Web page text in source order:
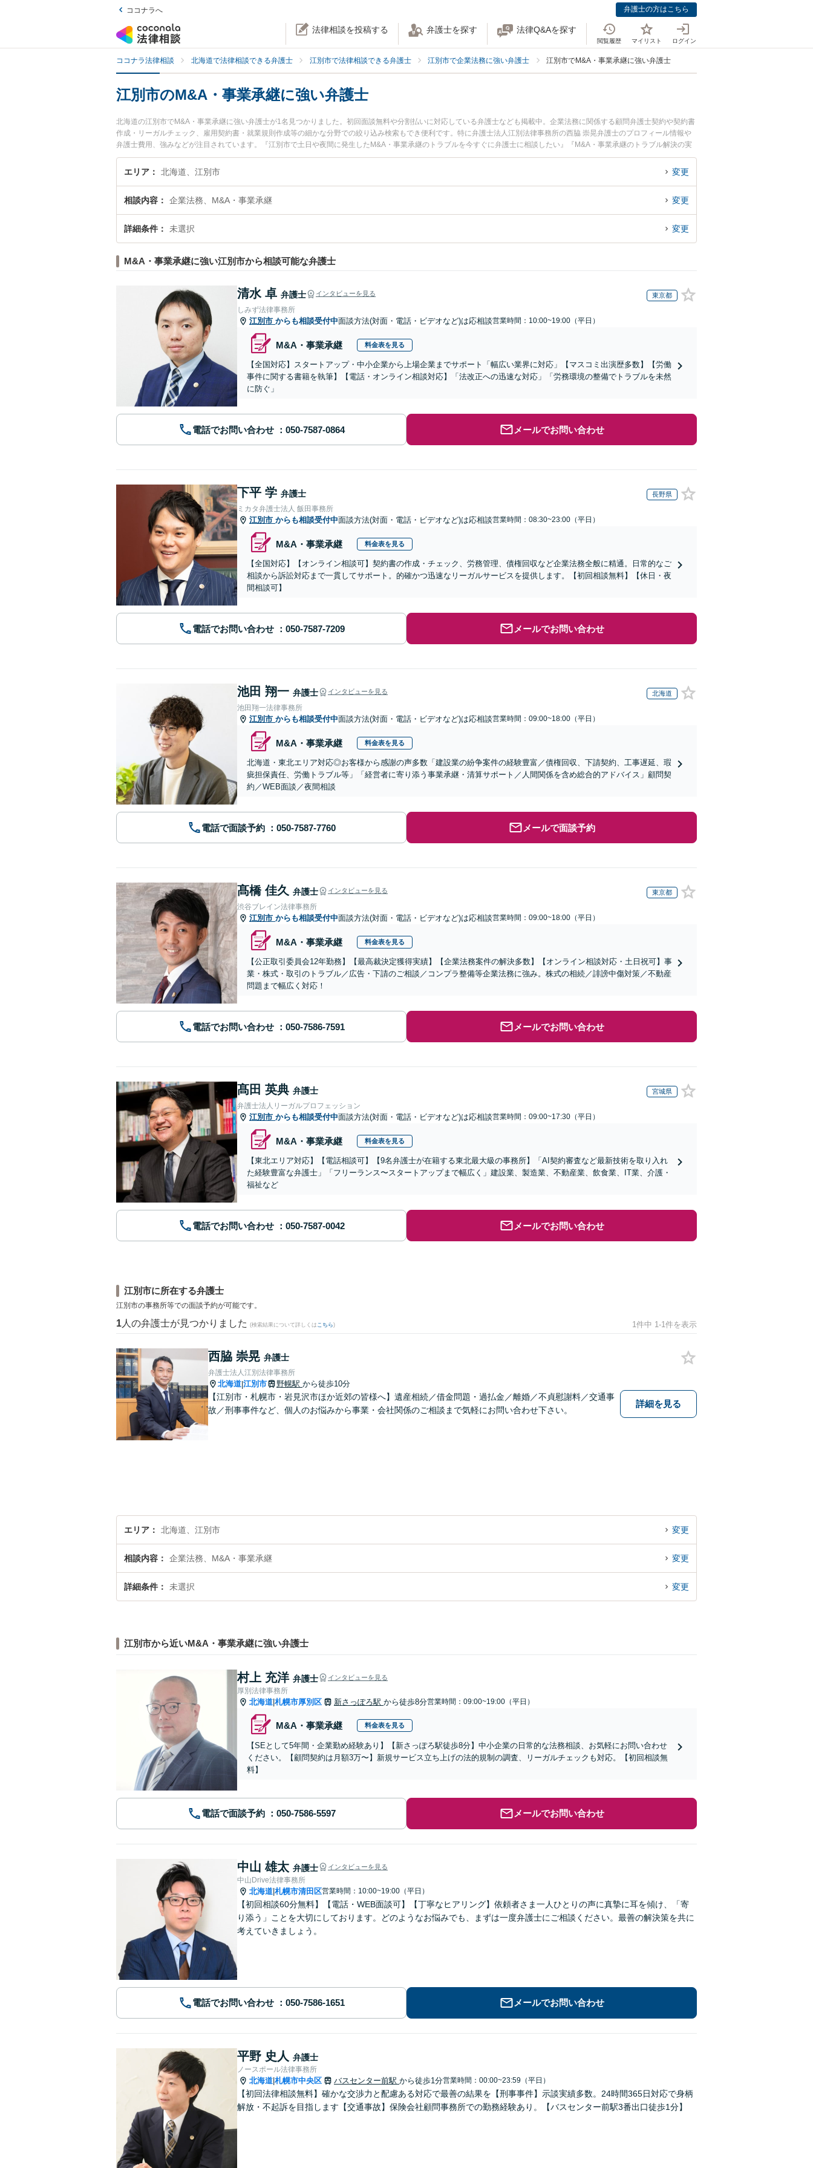
ココナラへ 弁護士の方はこちら
法律相談を投稿する 弁護士を探す 法律Q&Aを探す
閲覧履歴 マイリスト ログイン
ココナラ法律相談 北海道で法律相談できる弁護士 江別市で法律相談できる弁護士 江別市で企業法務に強い弁護士 江別市でM&A・事業承継に強い弁護士
江別市のM&A・事業承継に強い弁護士
北海道の江別市でM&A・事業承継に強い弁護士が1名見つかりました。初回面談無料や分割払いに対応している弁護士なども掲載中。企業法務に関係する顧問弁護士契約や契約書
作成・リーガルチェック、雇用契約書・就業規則作成等の細かな分野での絞り込み検索もでき便利です。特に弁護士法人江別法律事務所の西脇 崇晃弁護士のプロフィール情報や
弁護士費用、強みなどが注目されています。『江別市で土日や夜間に発生したM&A・事業承継のトラブルを今すぐに弁護士に相談したい』『M&A・事業承継のトラブル解決の実
績豊富な近くの弁護士を検索したい』『初回相談無料でM&A・事業承継を法律相談できる江別市内の弁護士に相談予約したい』などでお困りの相談者さんにおすすめです。
エリア 北海道、江別市 変更
相談内容 企業法務、M&A・事業承継 変更
詳細条件 未選択 変更
M&A・事業承継に強い江別市から相談可能な弁護士
清水 卓 弁護士 インタビューを見る 東京都
しみず法律事務所
江別市 からも相談受付中面談方法(対面・電話・ビデオなど)は応相談営業時間：10:00~19:00（平日）
M&A・事業承継 料金表を見る
【全国対応】スタートアップ・中小企業から上場企業までサポート「幅広い業界に対応」【マスコミ出演歴多数】【労働
事件に関する書籍を執筆】【電話・オンライン相談対応】「法改正への迅速な対応」「労務環境の整備でトラブルを未然
に防ぐ」
電話でお問い合わせ メールでお問い合わせ
下平 学 弁護士 長野県
ミカタ弁護士法人 飯田事務所
江別市 からも相談受付中面談方法(対面・電話・ビデオなど)は応相談営業時間：08:30~23:00（平日）
M&A・事業承継 料金表を見る
【全国対応】【オンライン相談可】契約書の作成・チェック、労務管理、債権回収など企業法務全般に精通。日常的なご
相談から訴訟対応まで一貫してサポート。的確かつ迅速なリーガルサービスを提供します。【初回相談無料】【休日・夜
間相談可】
電話でお問い合わせ メールでお問い合わせ
池田 翔一 弁護士 インタビューを見る 北海道
池田翔一法律事務所
江別市 からも相談受付中面談方法(対面・電話・ビデオなど)は応相談営業時間：09:00~18:00（平日）
M&A・事業承継 料金表を見る
北海道・東北エリア対応◎お客様から感謝の声多数「建設業の紛争案件の経験豊富／債権回収、下請契約、工事遅延、瑕
疵担保責任、労働トラブル等」「経営者に寄り添う事業承継・清算サポート／人間関係を含め総合的アドバイス」顧問契
約／WEB面談／夜間相談
電話で面談予約 メールで面談予約
髙橋 佳久 弁護士 インタビューを見る 東京都
渋谷ブレイン法律事務所
江別市 からも相談受付中面談方法(対面・電話・ビデオなど)は応相談営業時間：09:00~18:00（平日）
M&A・事業承継 料金表を見る
【公正取引委員会12年勤務】【最高裁決定獲得実績】【企業法務案件の解決多数】【オンライン相談対応・土日祝可】事
業・株式・取引のトラブル／広告・下請のご相談／コンプラ整備等企業法務に強み。株式の相続／誹謗中傷対策／不動産
問題まで幅広く対応！
電話でお問い合わせ メールでお問い合わせ
髙田 英典 弁護士 宮城県
弁護士法人リーガルプロフェッション
江別市 からも相談受付中面談方法(対面・電話・ビデオなど)は応相談営業時間：09:00~17:30（平日）
M&A・事業承継 料金表を見る
【東北エリア対応】【電話相談可】【9名弁護士が在籍する東北最大級の事務所】「AI契約審査など最新技術を取り入れ
た経験豊富な弁護士」「フリーランス〜スタートアップまで幅広く」建設業、製造業、不動産業、飲食業、IT業、介護・
福祉など
電話でお問い合わせ メールでお問い合わせ
江別市に所在する弁護士
江別市の事務所等での面談予約が可能です。
1 人の弁護士が見つかりました (検索結果について詳しくは こちら) 1件中 1-1件を表示
西脇 崇晃 弁護士
弁護士法人江別法律事務所
北海道|江別市 野幌駅 から徒歩10分
【江別市・札幌市・岩見沢市ほか近郊の皆様へ】遺産相続／借金問題・過払金／離婚／不貞慰謝料／交通事
故／刑事事件など、個人のお悩みから事業・会社関係のご相談まで気軽にお問い合わせ下さい。
詳細を見る
エリア 北海道、江別市 変更
相談内容 企業法務、M&A・事業承継 変更
詳細条件 未選択 変更
江別市から近いM&A・事業承継に強い弁護士
村上 充洋 弁護士 インタビューを見る
厚別法律事務所
北海道 札幌市厚別区 新さっぽろ駅 から徒歩8分営業時間：09:00~19:00（平日）
M&A・事業承継 料金表を見る
【SEとして5年間・企業勤め経験あり】【新さっぽろ駅徒歩8分】中小企業の日常的な法務相談、お気軽にお問い合わせ
ください。【顧問契約は月額3万〜】新規サービス立ち上げの法的規制の調査、リーガルチェックも対応。【初回相談無
料】
電話で面談予約 メールでお問い合わせ
中山 雄太 弁護士 インタビューを見る
中山Drive法律事務所
北海道 札幌市清田区営業時間：10:00~19:00（平日）
【初回相談60分無料】【電話・WEB面談可】【丁寧なヒアリング】依頼者さま一人ひとりの声に真摯に耳を傾け、「寄
り添う」ことを大切にしております。どのようなお悩みでも、まずは一度弁護士にご相談ください。最善の解決策を共に
考えていきましょう。
電話でお問い合わせ メールでお問い合わせ
平野 史人 弁護士
ノースポール法律事務所
北海道 札幌市中央区 バスセンター前駅 から徒歩1分営業時間：00:00~23:59（平日）
【初回法律相談無料】確かな交渉力と配慮ある対応で最善の結果を【刑事事件】示談実績多数。24時間365日対応で身柄
解放・不起訴を目指します【交通事故】保険会社顧問事務所での勤務経験あり。【バスセンター前駅3番出口徒歩1分】